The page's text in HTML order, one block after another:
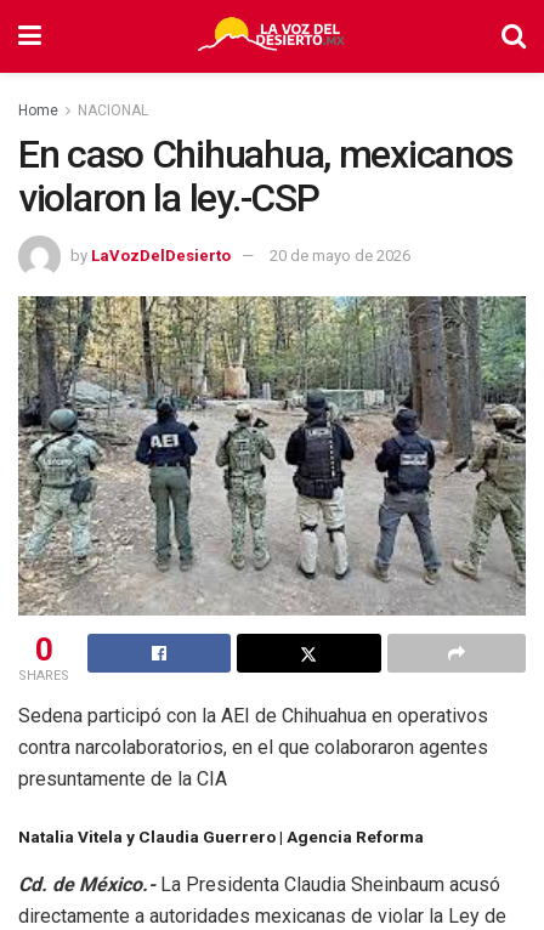
Home NACIONAL
En caso Chihuahua, mexicanos
violaron la ley.-CSP
by LaVozDelDesierto 20 de mayo de 2026
0
SHARES
Sedena participó con la AEI de Chihuahua en operativos
contra narcolaboratorios, en el que colaboraron agentes
presuntamente de la CIA
Natalia Vitela y Claudia Guerrero | Agencia Reforma
Cd. de México.- La Presidenta Claudia Sheinbaum acusó
directamente a autoridades mexicanas de violar la Ley de